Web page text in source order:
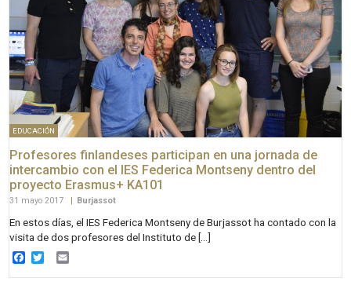
EDUCACIÓN
Profesores finlandeses participan en una jornada de
intercambio con el IES Federica Montseny dentro del
proyecto Erasmus+ KA101
31 mayo 2017 Burjassot
En estos días, el IES Federica Montseny de Burjassot ha contado con la
visita de dos profesores del Instituto de […]
Facebook
Twitter